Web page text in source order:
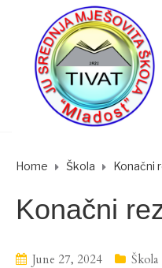
Home Škola Konačni
Konačni
June 27, 2024 Škola